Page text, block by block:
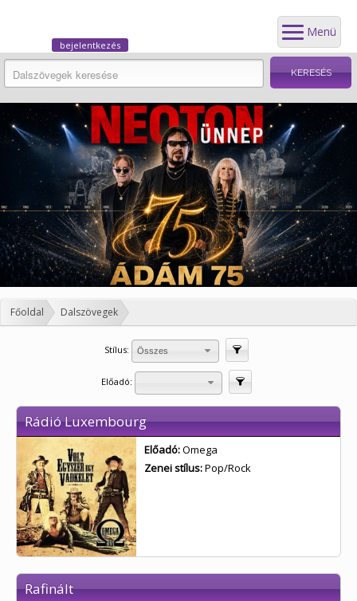
Menü
bejelentkezés
Főoldal Dalszövegek
Stílus: Összes
Előadó:
Rádió Luxembourg
Előadó:Omega
Zenei stílus:Pop/Rock
Rafinált